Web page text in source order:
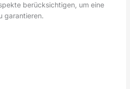
berücksichtigen, um eine
garantieren.